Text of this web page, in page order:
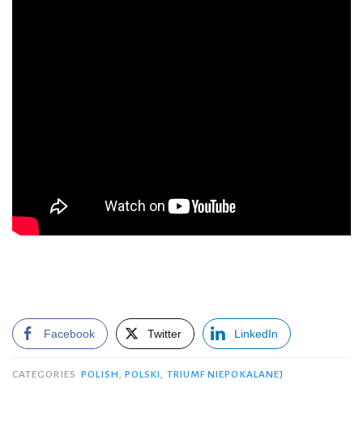
Facebook Twitter LinkedIn
CATEGORIES POLISH, POLSKI, TRIUMF NIEPOKALANEJ